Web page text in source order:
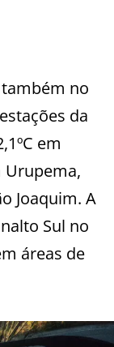
no
da
em
Urupema,
Joaquim. A
Sul no
áreas de